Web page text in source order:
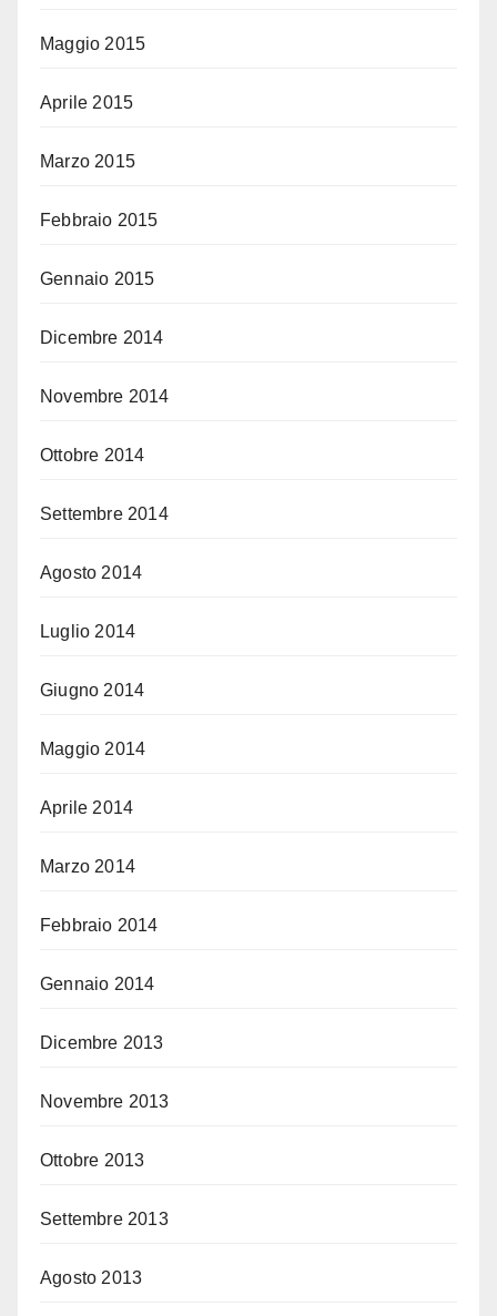
Maggio 2015
Aprile 2015
Marzo 2015
Febbraio 2015
Gennaio 2015
Dicembre 2014
Novembre 2014
Ottobre 2014
Settembre 2014
Agosto 2014
Luglio 2014
Giugno 2014
Maggio 2014
Aprile 2014
Marzo 2014
Febbraio 2014
Gennaio 2014
Dicembre 2013
Novembre 2013
Ottobre 2013
Settembre 2013
Agosto 2013